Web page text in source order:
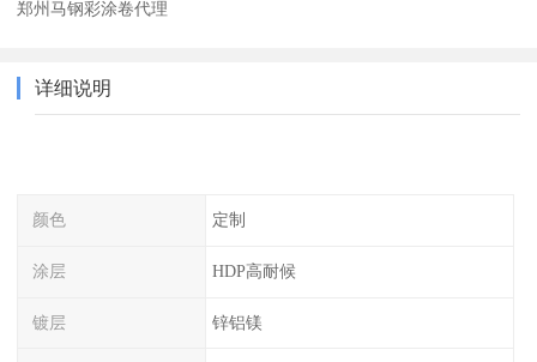
郑州马钢彩涂卷代理
详细说明
颜色 定制
涂层 HDP高耐候
镀层 锌铝镁